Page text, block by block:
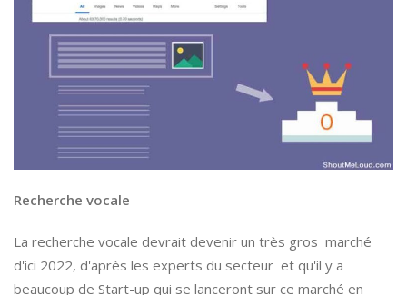
Recherche vocale
La recherche vocale devrait devenir un très gros marché
d'ici 2022, d'après les experts du secteur et qu'il y a
beaucoup de Start-up qui se lanceront sur ce marché en